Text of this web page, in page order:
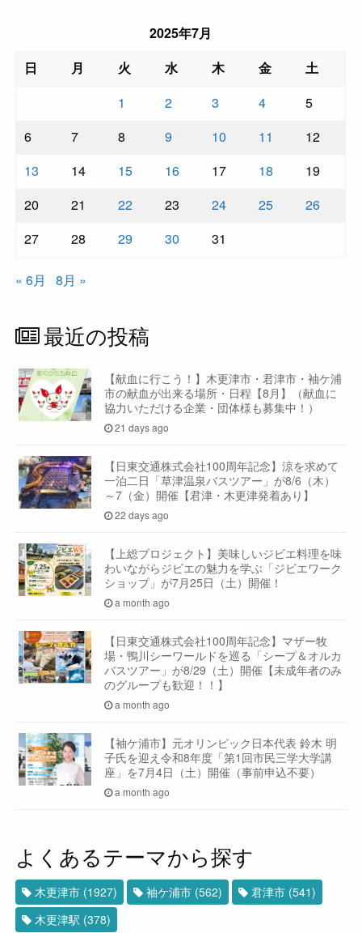
2025年7月
日
月 火 水 木 金
土
1
2 3 4
5
6
7 8 9 10 11
12
13
14 15 16 17 18
19
20
21 22 23 24 25
26
27
28 29 30 31
« 6月 8月 »
最近の投稿
【献血に行こう！】木更津市・君津市・袖ケ浦
市の献血が出来る場所・日程【8月】（献血に
協力いただける企業・団体様も募集中！）
21 days ago
【日東交通株式会社100周年記念】涼を求めて
一泊二日「草津温泉バスツアー」が8/6（木）
～7（金）開催【君津・木更津発着あり】
22 days ago
【上総プロジェクト】美味しいジビエ料理を味
わいながらジビエの魅力を学ぶ「ジビエワーク
ショップ」が7月25日（土）開催！
a month ago
【日東交通株式会社100周年記念】マザー牧
場・鴨川シーワールドを巡る「シープ＆オルカ
バスツアー」が8/29（土）開催【未成年者のみ
のグループも歓迎！！】
a month ago
【袖ケ浦市】元オリンピック日本代表 鈴木 明
子氏を迎え令和8年度「第1回市民三学大学講
座」を7月4日（土）開催（事前申込不要）
a month ago
よくあるテーマから探す
木更津市 (1927) 袖ケ浦市 (562) 君津市 (541)
木更津駅 (378)